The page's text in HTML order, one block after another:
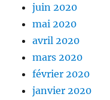
juin 2020
mai 2020
avril 2020
mars 2020
février 2020
janvier 2020